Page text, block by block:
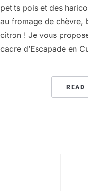
petits pois et des
au fromage de chèvre,
citron ! Je vous
cadre d’Escapade en
READ